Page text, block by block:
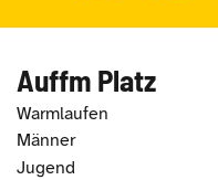
Auffm Platz
Warmlaufen
Männer
Jugend